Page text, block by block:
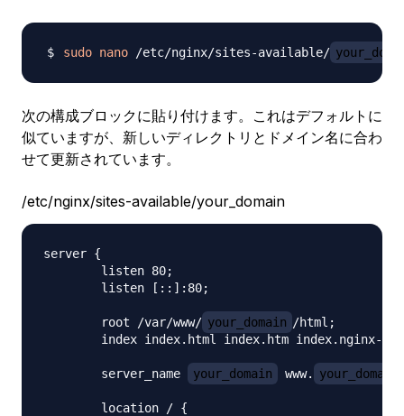
sudo nano /etc/nginx/sites-available/
次の構成ブロックに貼り付けます。これはデフォルトに
似ていますが、新しいディレクトリとドメイン名に合わ
せて更新されています。
/etc/nginx/sites-available/your_domain
server {
        listen 80;
        listen [::]:80;
        root /var/www/
your_domain /html;
index index.html index.htm index.nginx-
        server_name
your_domain www. your_domain
        location / {